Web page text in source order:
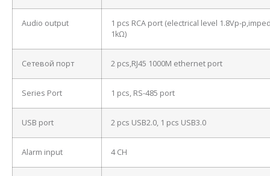
Audio output
1 pcs RCA port (electrical level 1.8Vp-
1kΩ)
Сетевой порт 2 pcs,RJ45 1000M ethernet port
Series Port 1 pcs, RS-485 port
USB port 2 pcs USB2.0, 1 pcs USB3.0
Alarm input 4 CH